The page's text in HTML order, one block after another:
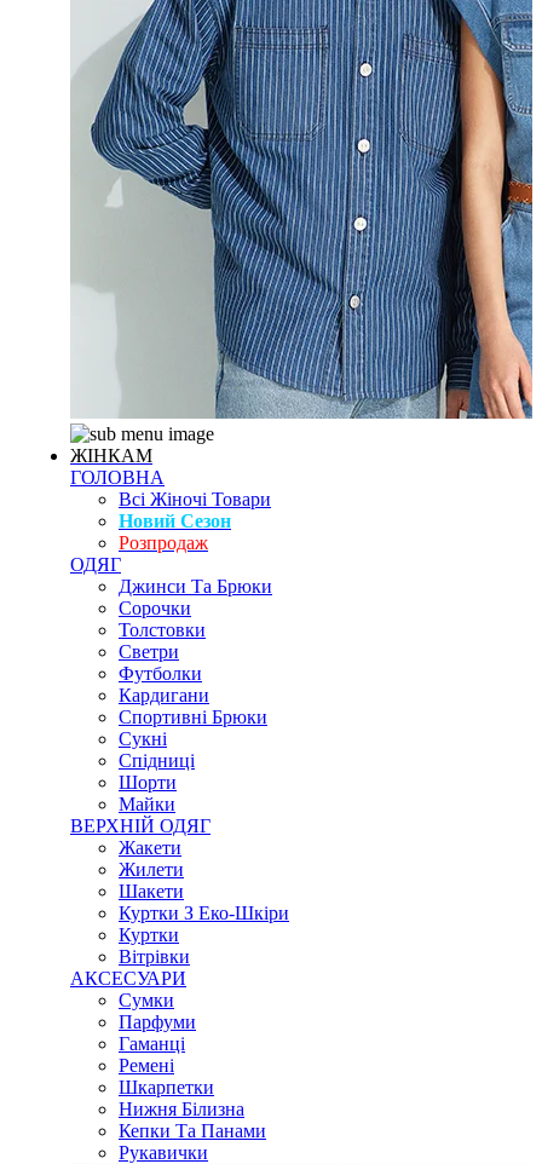
ЖІНКАМ
ГОЛОВНА
Всі Жіночі Товари
Новий Сезон
Розпродаж
ОДЯГ
Джинси Та Брюки
Сорочки
Толстовки
Светри
Футболки
Кардигани
Спортивні Брюки
Сукні
Спідниці
Шорти
Майки
ВЕРХНІЙ ОДЯГ
Жакети
Жилети
Шакети
Куртки З Еко-Шкіри
Куртки
Вітрівки
АКСЕСУАРИ
Сумки
Парфуми
Гаманці
Ремені
Шкарпетки
Нижня Білизна
Кепки Та Панами
Рукавички